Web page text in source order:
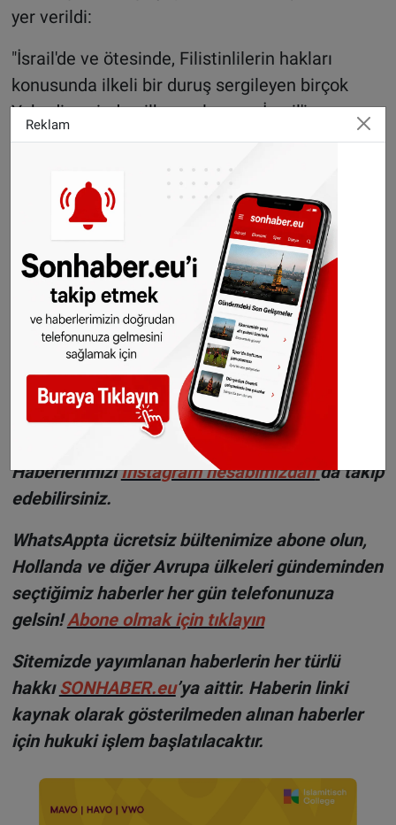
yer verildi:
"İsrail'de ve ötesinde, Filistinlilerin hakları
konusunda ilkeli bir duruş sergileyen birçok
Yahudi sesinden ilham alıyoruz. İsrail'in
eylemlerine karşı olan Yahudi muhalifler olarak
İsrail devletine yönelik eleştiriyi veya Filistin
haklarına bağlılığı antisemitizmle eşitleme
girişimlerinden derin bir öfke duyuyoruz.
Yönetim kurullarımızdan tehdit, kutuplaşma ve
ayrımcılık iklimiyle etkin bir şekilde mücadele
etmelerini istiyoruz. Bununla savaş karşıtı
seslerin sansürlenmesinden bahsetmiyoruz.
Güvenli bir öğrenme ortamı, savaşa ve
adaletsizliğe karşı net bir duruşla çelişmez. Biz
böyle bir tutumu ortak görevimiz olarak
görüyoruz."
Haberlerimizi İnstagram hesabımızdan da takip
edebilirsiniz.
WhatsAppta ücretsiz bültenimize abone olun,
Hollanda ve diğer Avrupa ülkeleri gündeminden
seçtiğimiz haberler her gün telefonunuza
gelsin!Abone olmak için tıklayın
Sitemizde yayımlanan haberlerin her türlü
hakkıSONHABER.eu’ya aittir. Haberin linki
kaynak olarak gösterilmeden alınan haberler
için hukuki işlem başlatılacaktır.
Reklam